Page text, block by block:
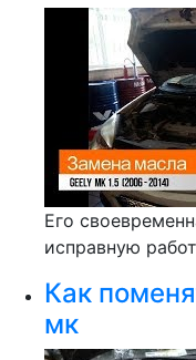
Его
исправную
Как
мк